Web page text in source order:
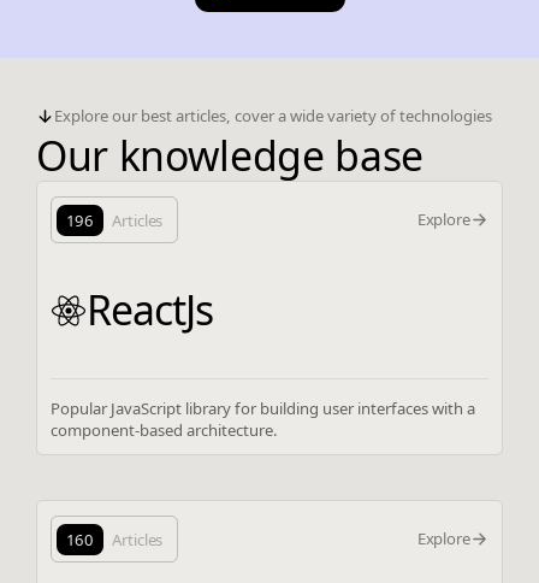
Explore our best articles, cover a wide variety of technologies
Our knowledge base
196 Articles Explore
ReactJs
Popular JavaScript library for building user interfaces with a
component-based architecture.
160 Articles Explore